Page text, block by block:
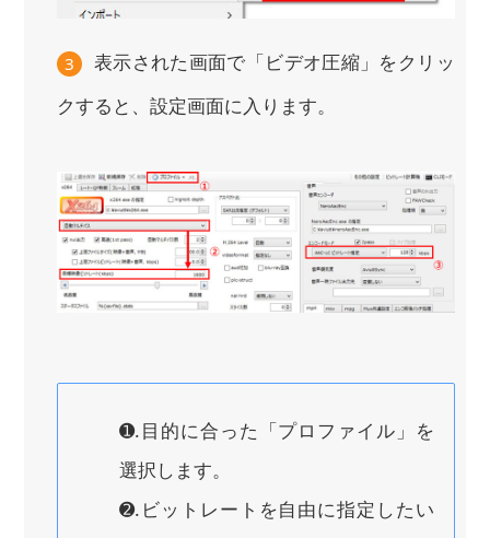
3
表示された画面で「ビデオ圧縮」をクリッ
クすると、設定画面に入ります。
➊.目的に合った「プロファイル」を
選択します。
➋.ビットレートを自由に指定したい